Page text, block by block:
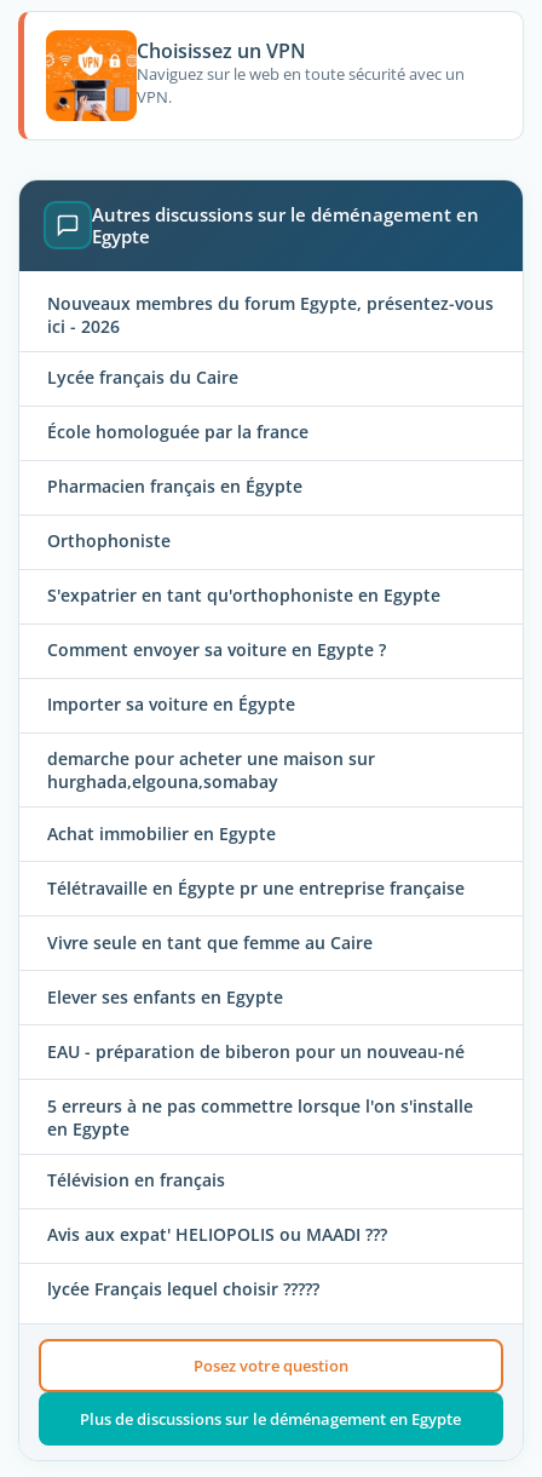
Choisissez un VPN
Naviguez sur le web en toute sécurité avec un
VPN.
Autres discussions sur le déménagement en
Egypte
Nouveaux membres du forum Egypte, présentez-vous
ici - 2026
Lycée français du Caire
École homologuée par la france
Pharmacien français en Égypte
Orthophoniste
S'expatrier en tant qu'orthophoniste en Egypte
Comment envoyer sa voiture en Egypte ?
Importer sa voiture en Égypte
demarche pour acheter une maison sur
hurghada,elgouna,somabay
Achat immobilier en Egypte
Télétravaille en Égypte pr une entreprise française
Vivre seule en tant que femme au Caire
Elever ses enfants en Egypte
EAU - préparation de biberon pour un nouveau-né
5 erreurs à ne pas commettre lorsque l'on s'installe
en Egypte
Télévision en français
Avis aux expat' HELIOPOLIS ou MAADI ???
lycée Français lequel choisir ?????
Posez votre question
Plus de discussions sur le déménagement en Egypte